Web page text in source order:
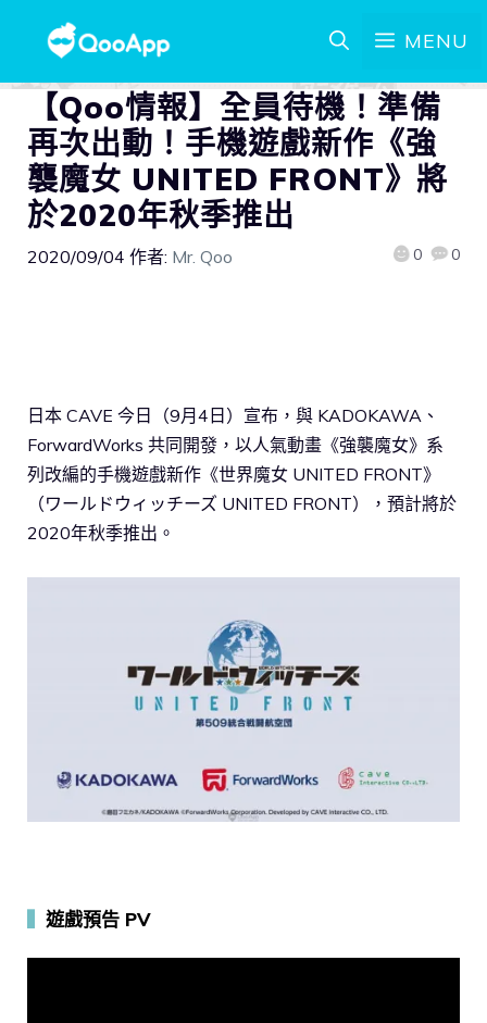
MENU
【Qoo情報】全員待機！準備
再次出動！手機遊戲新作《強
襲魔女 UNITED FRONT》將
於2020年秋季推出
2020/09/04 作者: Mr. Qoo 0 0
日本 CAVE 今日（9月4日）宣布，與 KADOKAWA、
ForwardWorks 共同開發，以人氣動畫《強襲魔女》系
列改編的手機遊戲新作《世界魔女 UNITED FRONT》
（ワールドウィッチーズ UNITED FRONT），預計將於
2020年秋季推出。
遊戲預告 PV